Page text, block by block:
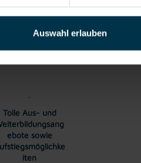
Auswahl erlauben
aber genau das ist unser Ziel:
auf ihren Karriereweg zu
Jobangeboten in verschiedenen
Tolle Aus- und
ebote sowie
iten